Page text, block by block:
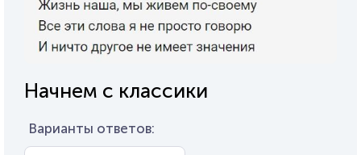
Начнем с классики
Варианты ответов: